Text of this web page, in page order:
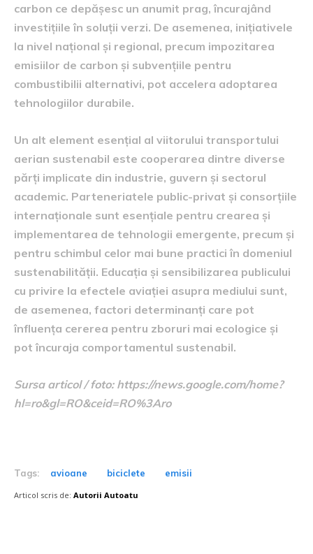
carbon ce depășesc un anumit prag, încurajând
investițiile în soluții verzi. De asemenea, inițiativele
la nivel național și regional, precum impozitarea
emisiilor de carbon și subvențiile pentru
combustibilii alternativi, pot accelera adoptarea
tehnologiilor durabile.
Un alt element esențial al viitorului transportului
aerian sustenabil este cooperarea dintre diverse
părți implicate din industrie, guvern și sectorul
academic. Parteneriatele public-privat și consorțiile
internaționale sunt esențiale pentru crearea și
implementarea de tehnologii emergente, precum și
pentru schimbul celor mai bune practici în domeniul
sustenabilității. Educația și sensibilizarea publicului
cu privire la efectele aviației asupra mediului sunt,
de asemenea, factori determinanți care pot
înfluența cererea pentru zboruri mai ecologice și
pot încuraja comportamentul sustenabil.
Sursa articol / foto: https://news.google.com/home?
hl=ro&gl=RO&ceid=RO%3Aro
Tags: avioane biciclete emisii
Articol scris de: Autorii Autoatu